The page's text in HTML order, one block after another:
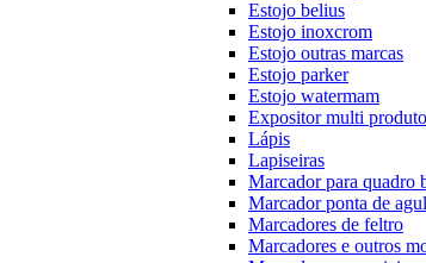
Estojo belius
Estojo inoxcrom
Estojo outras marcas
Estojo parker
Estojo watermam
Expositor multi produto
Lápis
Lapiseiras
Marcador para quadro
Marcador ponta de
Marcadores de feltro
Marcadores e outros